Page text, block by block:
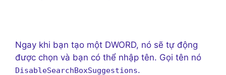
Ngay khi bạn tạo một DWORD, nó sẽ tự động
được chọn và bạn có thể nhập tên. Gọi tên nó
DisableSearchBoxSuggestions.